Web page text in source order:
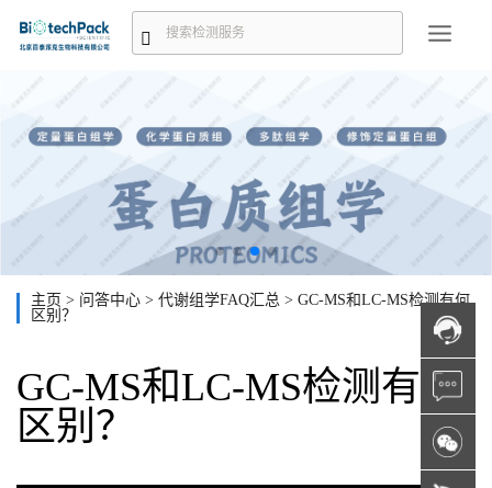
主页 > 问答中心 > 代谢组学FAQ汇总 > GC-MS和LC-MS检测有何
区别？
GC-MS和LC-MS检测有何
区别？